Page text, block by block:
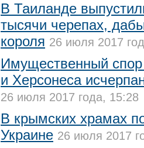
В Таиланде
тысячи черепах,
короля 26 июля 2017
Имущественный
и Херсонеса
26 июля 2017 года, 15:28
В крымских храмах
Украине 26 июля 2017